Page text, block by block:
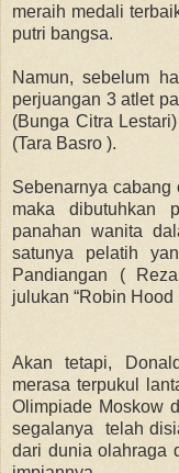
meraih medali
putri bangsa.
Namun, sebelum
perjuangan 3 atlet
(Bunga Citra
(Tara Basro ).
Sebenarnya
maka dibutuhkan
panahan wanita
satunya pelatih
Pandiangan (
julukan “Robin Hood
Akan tetapi,
merasa terpukul
Olimpiade Moskow
segalanya telah
dari dunia olahraga